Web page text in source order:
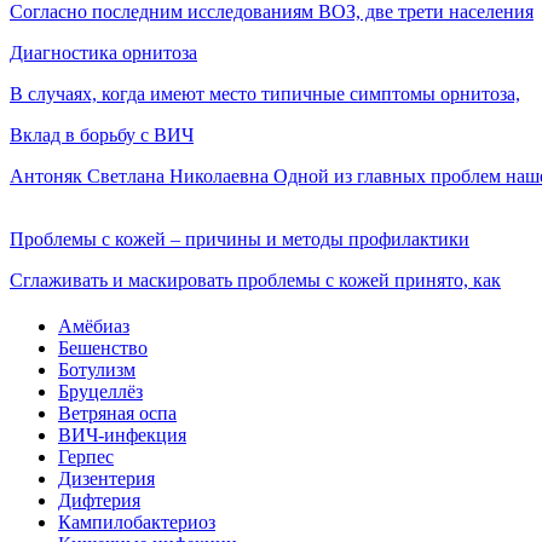
Согласно последним исследованиям ВОЗ, две трети населения
Диагностика орнитоза
В случаях, когда имеют место типичные симптомы орнитоза,
Вклад в борьбу с ВИЧ
Антоняк Светлана Николаевна Одной из главных проблем
Проблемы с кожей – причины и методы профилактики
Сглаживать и маскировать проблемы с кожей принято, как
Амёбиаз
Бешенство
Ботулизм
Бруцеллёз
Ветряная оспа
ВИЧ-инфекция
Герпес
Дизентерия
Дифтерия
Кампилобактериоз